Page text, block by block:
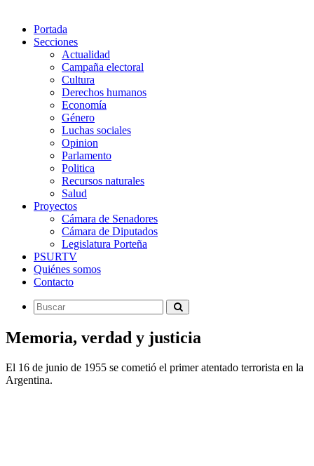
Portada
Secciones
Actualidad
Campaña electoral
Cultura
Derechos humanos
Economía
Género
Luchas sociales
Opinion
Parlamento
Politica
Recursos naturales
Salud
Proyectos
Cámara de Senadores
Cámara de Diputados
Legislatura Porteña
PSURTV
Quiénes somos
Contacto
Memoria, verdad y justicia
El 16 de junio de 1955 se cometió el primer atentado terrorista en la
Argentina.